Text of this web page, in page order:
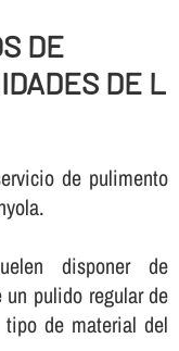
DE
DE L
de pulimento
disponer de
pulido regular de
de material del